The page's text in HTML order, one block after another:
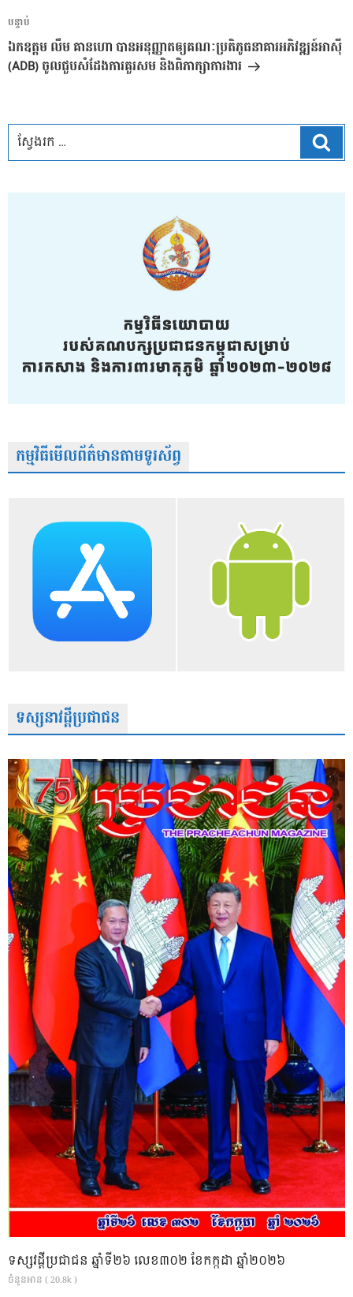
អត្ថបទ
បន្ទាប់
បន្ទាប់
ឯកឧត្តម លឹម គានហោ បានអនុញ្ញាតឲ្យគណៈប្រតិភូធនាគារអភិវឌ្ឍន៍អាស៊ី
(ADB) ចូលជួបសំដែងការគួរសម និងពិភាក្សាការងារ
កម្មវិធីមើលព័ត៌មានតាមទូរស័ព្វ
ទស្សនាវដ្តីប្រជាជន
ទស្សវដ្តីប្រជាជន ឆ្នាំទី២៦ លេខ៣០២ ខែកក្កដា ឆ្នាំ២០២៦
ចំនួនអាន ( 20.8k )